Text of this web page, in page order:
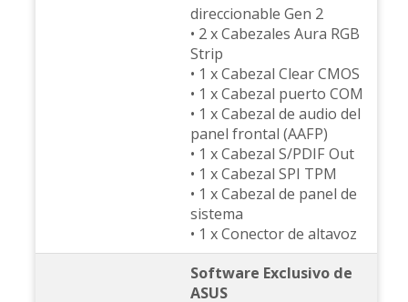
direccionable Gen 2
• 2 x Cabezales Aura RGB
Strip
• 1 x Cabezal Clear CMOS
• 1 x Cabezal puerto COM
• 1 x Cabezal de audio del
panel frontal (AAFP)
• 1 x Cabezal S/PDIF Out
• 1 x Cabezal SPI TPM
• 1 x Cabezal de panel de
sistema
• 1 x Conector de altavoz
Software Exclusivo de
ASUS